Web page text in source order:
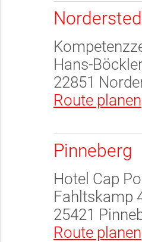
Hans-
22851
Route planen
Pinneberg
Hotel Cap
Fahltskamp
25421
Route planen